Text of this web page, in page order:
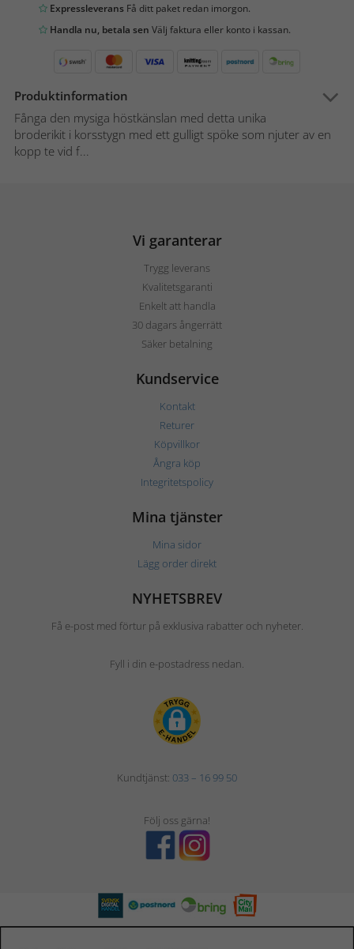
Expressleverans Få ditt paket redan imorgon.
Handla nu, betala sen Välj faktura eller konto i kassan.
Produktinformation
Fånga den mysiga höstkänslan med detta unika
broderikit i korsstygn med ett gulligt spöke som njuter av en
kopp te vid f...
Vi garanterar
Trygg leverans
Kvalitetsgaranti
Enkelt att handla
30 dagars ångerrätt
Säker betalning
Kundservice
Kontakt
Returer
Köpvillkor
Ångra köp
Integritetspolicy
Mina tjänster
Mina sidor
Lägg order direkt
NYHETSBREV
Få e-post med förtur på exklusiva rabatter och nyheter.
Fyll i din e-postadress nedan.
Kundtjänst: 033 – 16 99 50
Följ oss gärna!